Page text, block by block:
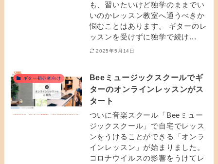
も、習いたいけど独学のままでい
いのかレッスン教室へ通うべきか
悩むことはあります。 ギターのレ
ッスンを受けずに独学で続け...
2025年5月14日
ギター初心者向け
Beeミュージックスクールでギ
ターのオンラインレッスンがス
タート
ついに音楽スクール「Beeミュー
ジックスクール」で自宅でレッス
ンをうけることができる「オンラ
インレッスン」が始まりました。
コロナウイルスの影響をうけてレ